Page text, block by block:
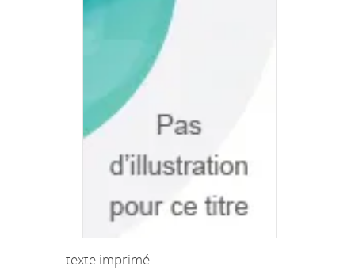
texte imprimé